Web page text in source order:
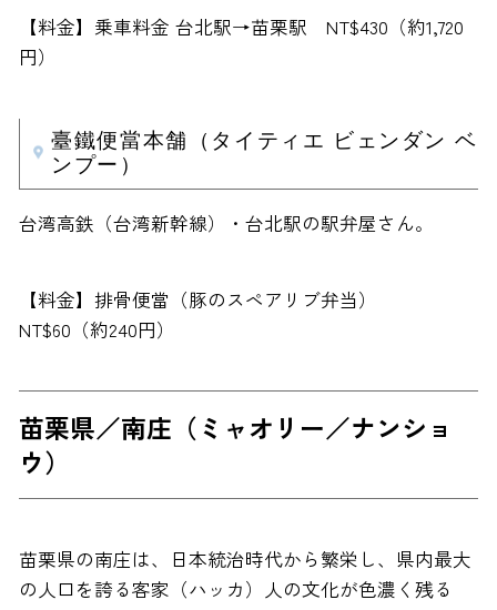
【料金】乗車料金 台北駅→苗栗駅 NT$430（約1,720
円）
臺鐵便當本舗（タイティエ ビェンダン ベ
ンプー）
台湾高鉄（台湾新幹線）・台北駅の駅弁屋さん。
【料金】排骨便當（豚のスペアリブ弁当）
NT$60（約240円）
苗栗県／南庄（ミャオリー／ナンショ
ウ）
苗栗県の南庄は、日本統治時代から繁栄し、県内最大
の人口を誇る客家（ハッカ）人の文化が色濃く残る